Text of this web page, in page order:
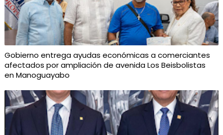
Gobierno entrega ayudas económicas a comerciantes
afectados por ampliación de avenida Los Beisbolistas
en Manoguayabo